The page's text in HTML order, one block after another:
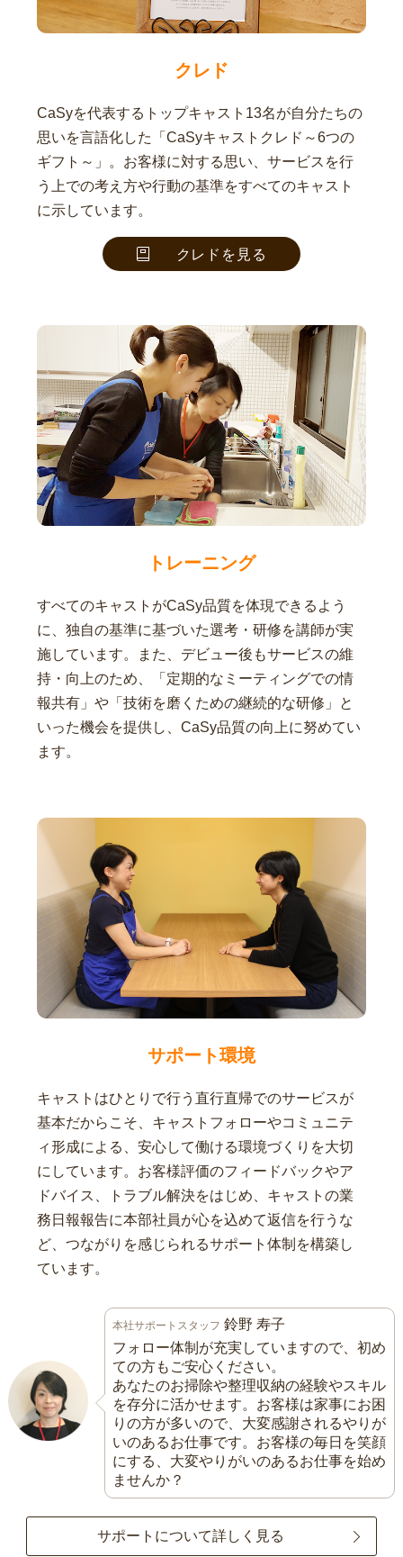
クレド
CaSyを代表するトップキャスト13名が自分たちの
思いを言語化した「CaSyキャストクレド～6つの
ギフト～」。お客様に対する思い、サービスを行
う上での考え方や行動の基準をすべてのキャスト
に示しています。
クレドを見る
トレーニング
すべてのキャストがCaSy品質を体現できるよう
に、独自の基準に基づいた選考・研修を講師が実
施しています。また、デビュー後もサービスの維
持・向上のため、「定期的なミーティングでの情
報共有」や「技術を磨くための継続的な研修」と
いった機会を提供し、CaSy品質の向上に努めてい
ます。
サポート環境
キャストはひとりで行う直行直帰でのサービスが
基本だからこそ、キャストフォローやコミュニテ
ィ形成による、安心して働ける環境づくりを大切
にしています。お客様評価のフィードバックやア
ドバイス、トラブル解決をはじめ、キャストの業
務日報報告に本部社員が心を込めて返信を行うな
ど、つながりを感じられるサポート体制を構築し
ています。
本社サポートスタッフ 鈴野 寿子
フォロー体制が充実していますので、初め
ての方もご安心ください。
あなたのお掃除や整理収納の経験やスキル
を存分に活かせます。お客様は家事にお困
りの方が多いので、大変感謝されるやりが
いのあるお仕事です。お客様の毎日を笑顔
にする、大変やりがいのあるお仕事を始め
ませんか？
サポートについて詳しく見る